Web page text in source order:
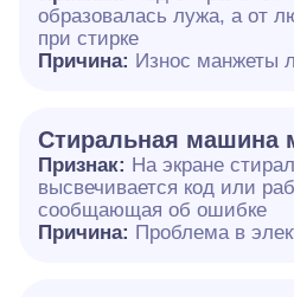
образовалась лужа, а от
при стирке
Причина: Износ манжеты
Стиральная машина
Признак: На экране
высвечивается код или
сообщающая об ошибке
Причина: Проблема в